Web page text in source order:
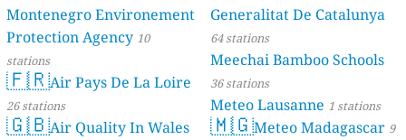
Montenegro Environement
Protection Agency 10
stations
🇫🇷Air Pays De La Loire
26 stations
🇬🇧Air Quality In Wales
Generalitat De Catalunya
64 stations
Meechai Bamboo Schools
36 stations
Meteo Lausanne 1 stations
🇲🇬Meteo Madagascar 9